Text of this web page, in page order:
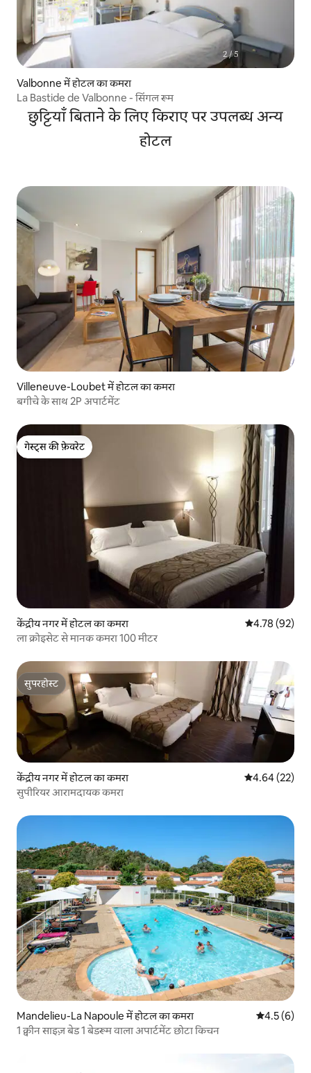
Valbonne में होटल का कमरा
La Bastide de Valbonne - सिंगल रूम
छुट्टियाँ बिताने के लिए किराए पर उपलब्ध अन्य
होटल
Villeneuve-Loubet में होटल का कमरा
बगीचे के साथ 2P अपार्टमेंट
गेस्ट्स की फ़ेवरेट
गेस्ट्स की फ़ेवरेट
केंद्रीय नगर में होटल का कमरा औसत रेटिंग 5 में
4.78 (92)
ला क्रोइसेट से मानक कमरा 100 मीटर
सुपरहोस्ट
सुपरहोस्ट
केंद्रीय नगर में होटल का कमरा औसत रेटिंग 5 में
4.64 (22)
सुपीरियर आरामदायक कमरा
Mandelieu-La Napoule में होटल का कमरा औसत रेटिंग 5
4.5 (6)
1 क्वीन साइज़ बेड 1 बेडरूम वाला अपार्टमेंट छोटा किचन